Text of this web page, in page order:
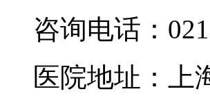
咨询电话：
医院地址：上